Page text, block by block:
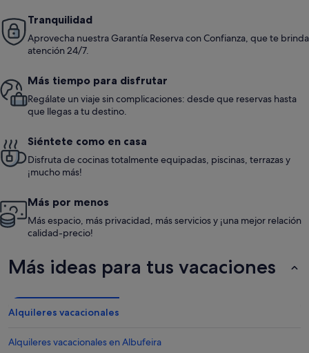
Tranquilidad
Aprovecha nuestra Garantía Reserva con Confianza, que te brinda
atención 24/7.
Más tiempo para disfrutar
Regálate un viaje sin complicaciones: desde que reservas hasta
que llegas a tu destino.
Siéntete como en casa
Disfruta de cocinas totalmente equipadas, piscinas, terrazas y
¡mucho más!
Más por menos
Más espacio, más privacidad, más servicios y ¡una mejor relación
calidad-precio!
Más ideas para tus vacaciones
Alquileres vacacionales
Alquileres vacacionales en Albufeira